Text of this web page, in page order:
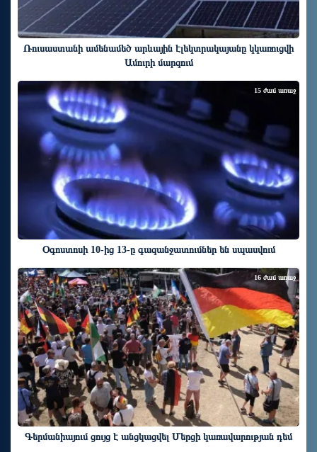
Ռուսաստանի ամենամեծ արևային էլեկտրակայանը կկառուցվի
Ամուրի մարզում
Օգոստոսի 10-ից 13-ը գազանջատումներ են սպասվում
15 ժամ առաջ
Գերմանիայում ցույց է անցկացվել Մերցի կառավարության դեմ
16 ժամ առաջ